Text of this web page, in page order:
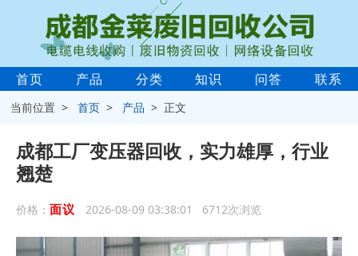
首页 产品 分类 知识 问答 联系
当前位置 >首页 > 产品 > 正文
成都工厂变压器回收，实力雄厚，行业
翘楚
价格： 面议 2026-08-09 03:38:01 6712次浏览